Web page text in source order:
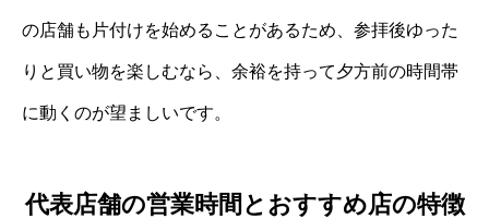
の店舗も片付けを始めることがあるため、参拝後ゆった
りと買い物を楽しむなら、余裕を持って夕方前の時間帯
に動くのが望ましいです。
代表店舗の営業時間とおすすめ店の特徴